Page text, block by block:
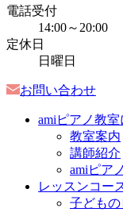
電話受付
14:00～20:00
定休日
日曜日
お問い合わせ
amiピアノ教室
教室案内
講師紹介
amiピア
レッスンコー
子ども